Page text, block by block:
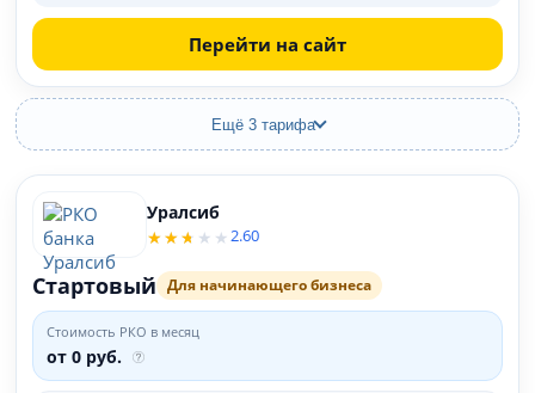
Перейти на сайт
Ещё 3 тарифа
Уралсиб
2.60
Стартовый Для начинающего бизнеса
Стоимость РКО в месяц
от 0 руб.